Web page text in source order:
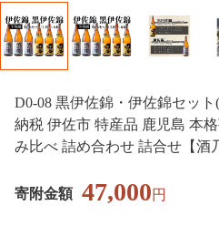
D0-08 黒伊佐錦・伊佐錦セッ
納税 伊佐市 特産品 鹿児島 本
み比べ 詰め合わせ 詰合せ【酒
寄附金額 47,000円